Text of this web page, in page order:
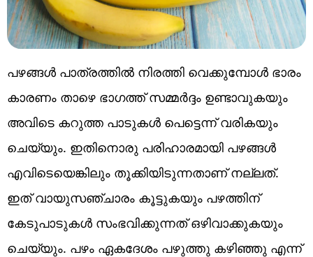
പഴങ്ങൾ പാത്രത്തിൽ നിരത്തി വെക്കുമ്പോൾ ഭാരം
കാരണം താഴെ ഭാഗത്ത് സമ്മർദ്ദം ഉണ്ടാവുകയും
അവിടെ കറുത്ത പാടുകൾ പെട്ടെന്ന് വരികയും
ചെയ്യും. ഇതിനൊരു പരിഹാരമായി പഴങ്ങൾ
എവിടെയെങ്കിലും തൂക്കിയിടുന്നതാണ് നല്ലത്.
ഇത് വായുസഞ്ചാരം കൂട്ടുകയും പഴത്തിന്
കേടുപാടുകൾ സംഭവിക്കുന്നത് ഒഴിവാക്കുകയും
ചെയ്യും. പഴം ഏകദേശം പഴുത്തു കഴിഞ്ഞു എന്ന്